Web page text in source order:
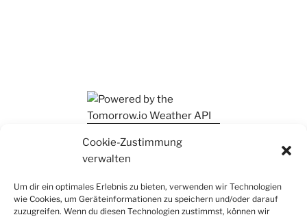
Cookie-Zustimmung
verwalten
Um dir ein optimales Erlebnis zu bieten, verwenden wir Technologien
wie Cookies, um Geräteinformationen zu speichern und/oder darauf
zuzugreifen. Wenn du diesen Technologien zustimmst, können wir